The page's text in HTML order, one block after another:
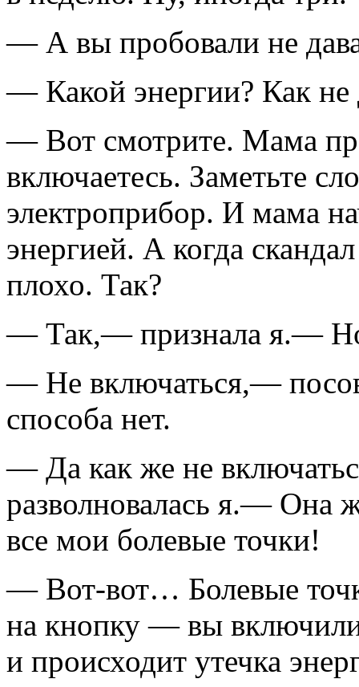
— А вы пробовали не
— Какой энергии? Как не
— Вот смотрите. Мама
включаетесь. Заметьте
электроприбор. И мама
энергией. А когда
плохо. Так?
— Так,— признала я.— Но
— Не включаться,—
способа нет.
— Да как же не
разволновалась я.— Она
все мои болевые точки!
— Вот-вот… Болевые
на кнопку — вы
и происходит утечка